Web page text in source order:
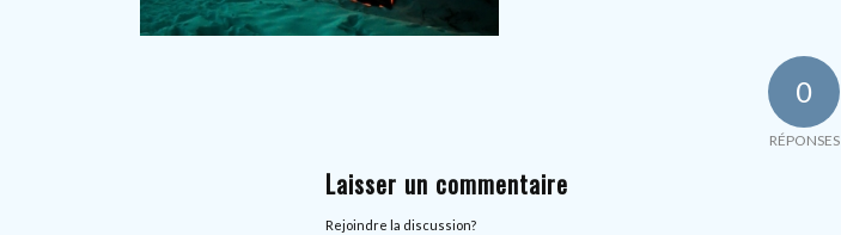
0
RÉPONSES
Laisser un commentaire
Rejoindre la discussion?